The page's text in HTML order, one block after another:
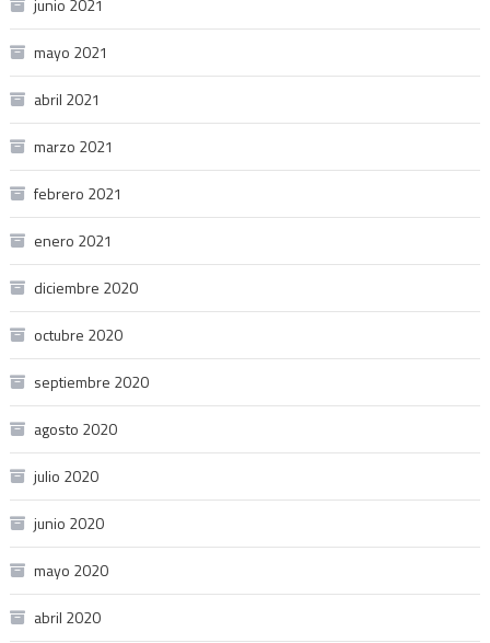
junio 2021
mayo 2021
abril 2021
marzo 2021
febrero 2021
enero 2021
diciembre 2020
octubre 2020
septiembre 2020
agosto 2020
julio 2020
junio 2020
mayo 2020
abril 2020